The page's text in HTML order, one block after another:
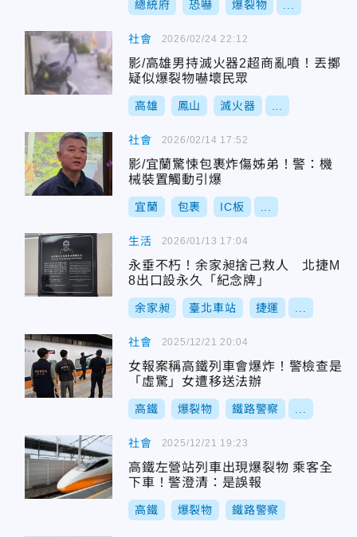
總統府 恐嚇 爆裂物
社會
影/高雄男持滅火器2超商亂噴！丟擲
疑似爆裂物嚇壞民眾
高雄 鳳山 滅火器
2026/02/24 22:12
社會
影/宜蘭驚悚包裹炸傷姊弟！警：機
械裝置觸動引爆
宜蘭 包裹 IC板
2026/02/14 17:52
生活
永垂不朽！余家昶捨己救人 北捷M
8出口設永久「紀念牌」
余家昶 臺北車站 捷運
2026/01/13 17:04
社會
女報案稱高鐵列車會爆炸！警檢查是
「虛驚」女遭移送法辦
高鐵 爆裂物 鐵路警察
2025/12/21 20:04
社會
高鐵左營站列車出現爆裂物 乘客全
下車！警澄清：是誤報
高鐵 爆裂物 鐵路警察
2025/12/21 19:23